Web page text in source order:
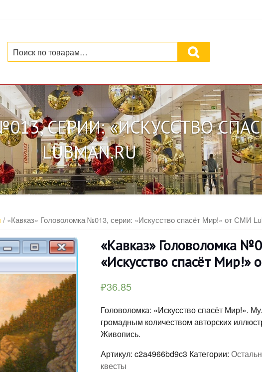
Искать:
СЕРИИ: «ИСКУССТВО
LUBMAN.RU
/ «Кавказ» Головоломка №013, серии: «Искусство спасёт Мир!» от СМИ
«Кавказ» Головоломка
«Искусство спасёт Мир!»
₽36.85
Головоломка: «Искусство спасёт Мир!».
громадным количеством авторских
Живопись.
Артикул: c2a4966bd9c3 Категории:
квесты